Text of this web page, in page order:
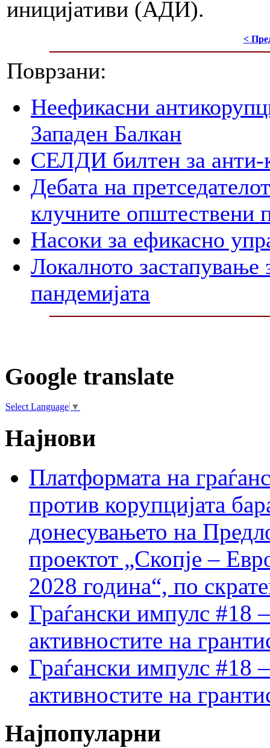
иницијативи (АДИ).
<
Поврзани:
Неефикасни
Западен Балкан
СЕЛДИ билтен за анти-
Дебата на
клучните општествени
Насоки за ефикасно
Локалното застапување
пандемијата
Google translate
Select Language ▼
Најнови
Платформата на
против корупцијата
донесувањето на
проектот „Скопје –
2028 година“, по
Граѓански импулс #18
активностите на
Граѓански импулс #18
активностите на
Најпопуларни